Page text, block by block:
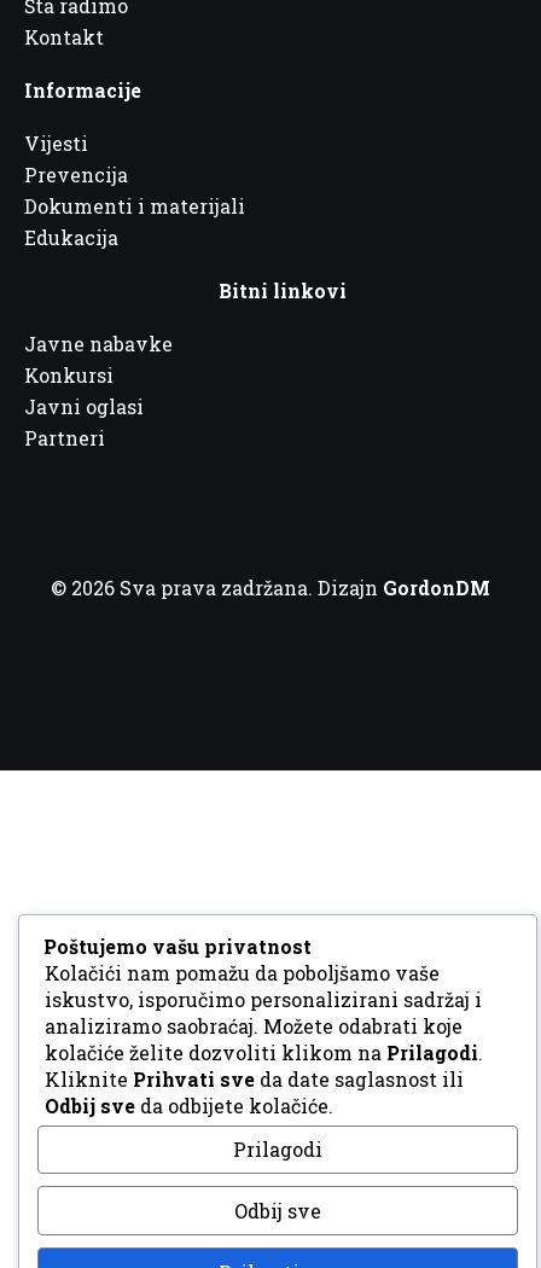
Šta radimo
Kontakt
Informacije
Vijesti
Prevencija
Dokumenti i materijali
Edukacija
Bitni linkovi
Javne nabavke
Konkursi
Javni oglasi
Partneri
© 2026 Sva prava zadržana. Dizajn GordonDM
Poštujemo vašu privatnost
Kolačići nam pomažu da poboljšamo vaše
iskustvo, isporučimo personalizirani sadržaj i
analiziramo saobraćaj. Možete odabrati koje
kolačiće želite dozvoliti klikom na Prilagodi.
Kliknite Prihvati sve da date saglasnost ili
Odbij sve da odbijete kolačiće.
Prilagodi
Odbij sve